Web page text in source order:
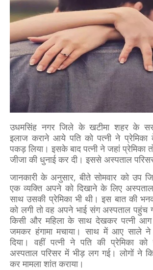
उधमसिंह नगर जिले के खटीमा शहर के
इलाज कराने आये पति को पत्नी ने
पकड़ लिया। इसके बाद पत्नी ने जहां प्रेमिका
जीजा की धुनाई कर दी। इससे अस्पताल परिसर
जानकारी के अनुसार, बीते सोमवार को उप
एक व्यक्ति अपने को दिखाने के लिए
साथ उसकी प्रेमिका भी थी। इस बात की
को लगी तो वह अपने भाई संग अस्पताल पहुंच
किसी और महिला के साथ देखकर पत्नी
जमकर हंगामा मचाया। साथ में आए साले
दिया। वहीं पत्नी ने पति की प्रेमिका
अस्पताल परिसर में भीड़ लग गई। लोगों ने
कर मामला शांत कराया।